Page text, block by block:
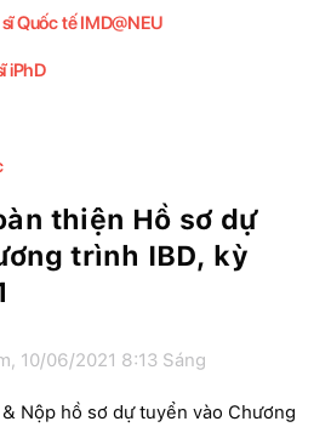
Quốc tế IMD@NEU
iPhD
thiện Hồ sơ dự
trình IBD, kỳ
10/06/2021 8:13 Sáng
Nộp hồ sơ dự tuyển vào Chương